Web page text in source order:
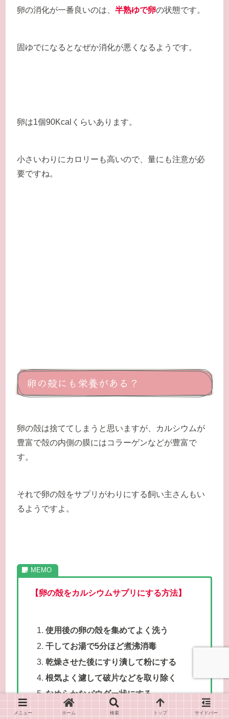
卵の消化が一番良いのは、 半熟ゆで卵の状態です。
固ゆでになるとなぜか消化が悪くなるようです。
卵は1個90Kcalくらいあります。
小さいわりにカロリーも高いので、量にも注意が必
要ですね。
卵の殻にも栄養がある？
卵の殻は捨ててしまうと思いますが、カルシウムが
豊富で殻の内側の膜にはコラーゲンなどが豊富で
す。
それで卵の殻をサプリがわりにする飼い主さんもい
るようですよ。
【卵の殻をカルシウムサプリにする方法】
使用後の卵の殻を集めてよく洗う
干してお湯で5分ほど煮沸消毒
乾燥させた後にすり潰して粉にする
根気よく濾して破片などを取り除く
なめらかなパウダー状にする
メニュー ホーム 検索 トップ サイドバー